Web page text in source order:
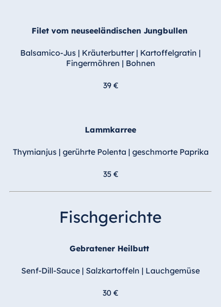
Filet vom neuseeländischen Jungbullen
Balsamico-Jus | Kräuterbutter | Kartoffelgratin |
Fingermöhren | Bohnen
39 €
Lammkarree
Thymianjus | gerührte Polenta | geschmorte Paprika
35 €
Fischgerichte
Gebratener Heilbutt
Senf-Dill-Sauce | Salzkartoffeln | Lauchgemüse
30 €